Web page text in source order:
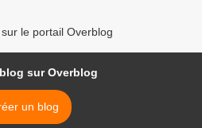
le portail Overblog
sur Overblog
un blog